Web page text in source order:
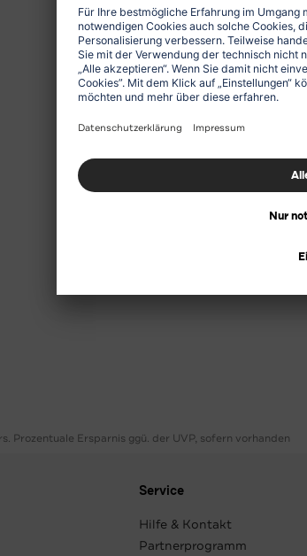
Prozentuale Ersparnis ggü. der UVP, sofern vorhanden
Service
Hilfe & Kontakt
Partnerprogramm